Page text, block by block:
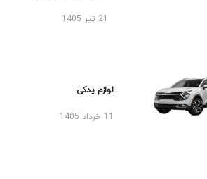
لوازم یدکی